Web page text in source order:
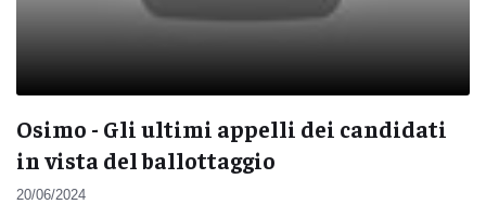
Osimo - Gli ultimi appelli dei candidati
in vista del ballottaggio
20/06/2024